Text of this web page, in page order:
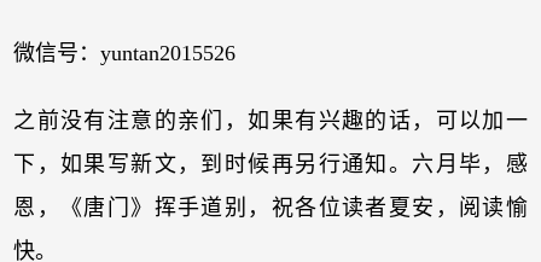
微信号：yuntan2015526
之前没有注意的亲们，如果有兴趣的话，可以加一
下，如果写新文，到时候再另行通知。六月毕，感
恩，《唐门》挥手道别，祝各位读者夏安，阅读愉
快。